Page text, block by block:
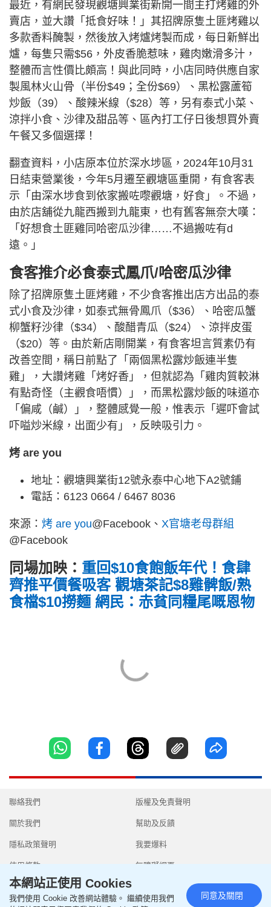
最近，有網民發現觀塘興業街新開一間主打烤雞的外
賣店，並大讚「抵食好味！」其招牌原隻土匪烤雞以
多款香料醃製，然後放入烤爐烤製而成，每日新鮮出
爐，每隻只需$56，外皮香脆惹味，雞肉嫩滑多汁，
整體而言性價比頗高！與此同時，小店同時供應自家
製風林火山骨（半份$49；全份$69）、黑松露蘆筍
炒飯（39）、酸辣米線（$28）等，另有泰式小菜、
涼拌小食、沙律及甜品等、區內打工仔日後想買外賣
午餐又多個選擇！
翻查資料，小店原本位於深水埗區，2024年10月31
日結束營業後，今年5月遷至觀塘區重開，有食客表
示「由深水埗食到依家搬咗嚟觀塘，好食」。不過，
由於店舖從九龍西搬到九龍東，也有舊客無奈大嘆：
「好想食土匪雞同哈密瓜沙律……不過搬咗有d
遠。」
食客推介必食泰式鳳爪/哈密瓜沙律
除了招牌原隻土匪烤雞，不少食客推出店方出品的泰
式小食及沙律，如泰式無骨鳳爪（$36）、哈密瓜蟹
柳蟹籽沙律（$34）、酸醋青瓜（$24）、涼拌皮蛋
（$20）等。由於新店剛開業，有食客坦言質素仍有
改善空間，稱日前點了「兩個黑松露炒飯連半隻
雞」，大讚烤雞「烤好香」，但就認為「雞肉質較淋
有點奇怪（主觀食唔慣）」，而黑松露炒飯的味道亦
「偏咸（鹹）」，整體感覺一般，惟表示「遲吓會試
吓嗌炒米線，出面少有」，反映吸引力。
烤 are you
地址：觀塘興業街12號永泰中心地下A2號鋪
電話：6123 0664 / 6467 8036
來源： 烤 are you@Facebook、 X官塘老母群組
@Facebook
同場加映： 重回$10食飽飯年代！食肆
齊推平價餐吸客 觀塘茶記$8雞髀飯/熟
食檔$10撈麵 網民：赤貧同糧尾嘅恩物
聯絡我們
關於我們
隱私政策聲明
使用條款
版權及免責聲明
幫助及反饋
我要爆料
無障礙網頁
本網站正使用 Cookies
我們使用 Cookie 改善網站體驗。 繼續使用我們
同意及關閉